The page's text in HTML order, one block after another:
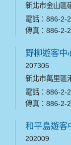
新北市金山區
電話：886-2-
傳真：886-2-
野柳遊客中
207305
新北市萬里區
電話：886-2-
傳真：886-2-
和平島遊客
202009